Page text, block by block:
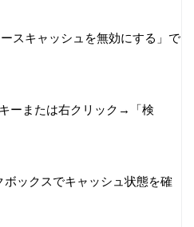
スキャッシュを無効にする」で
ーまたは右クリック→「検
ックスでキャッシュ状態を確